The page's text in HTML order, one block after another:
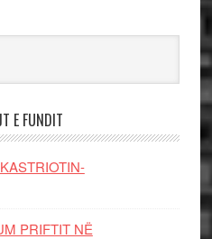
E FUNDIT
PRIFTIT NË